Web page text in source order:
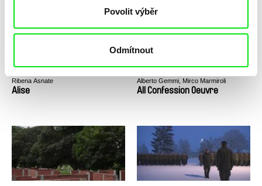
Povolit výběr
Odmítnout
Ribena Asnate
Alise
Alberto Gemmi, Mirco Marmiroli
All Confession Oeuvre